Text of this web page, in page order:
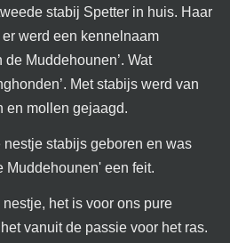
stabij Spetter in huis. Haar
werd een kennelnaam
de Muddehounen’. Wat
Met stabijs werd van
en mollen gejaagd.
nestje stabijs geboren en was
Muddehounen' een feit.
het is voor ons pure
vanuit de passie voor het ras.